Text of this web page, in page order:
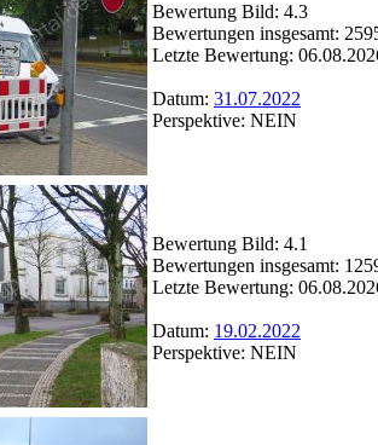
Bewertung Bild: 4.3
Bewertungen insgesamt:
Letzte Bewertung:
Datum: 31.07.2022
Perspektive: NEIN
Bewertung Bild: 4.1
Bewertungen insgesamt:
Letzte Bewertung:
Datum: 19.02.2022
Perspektive: NEIN